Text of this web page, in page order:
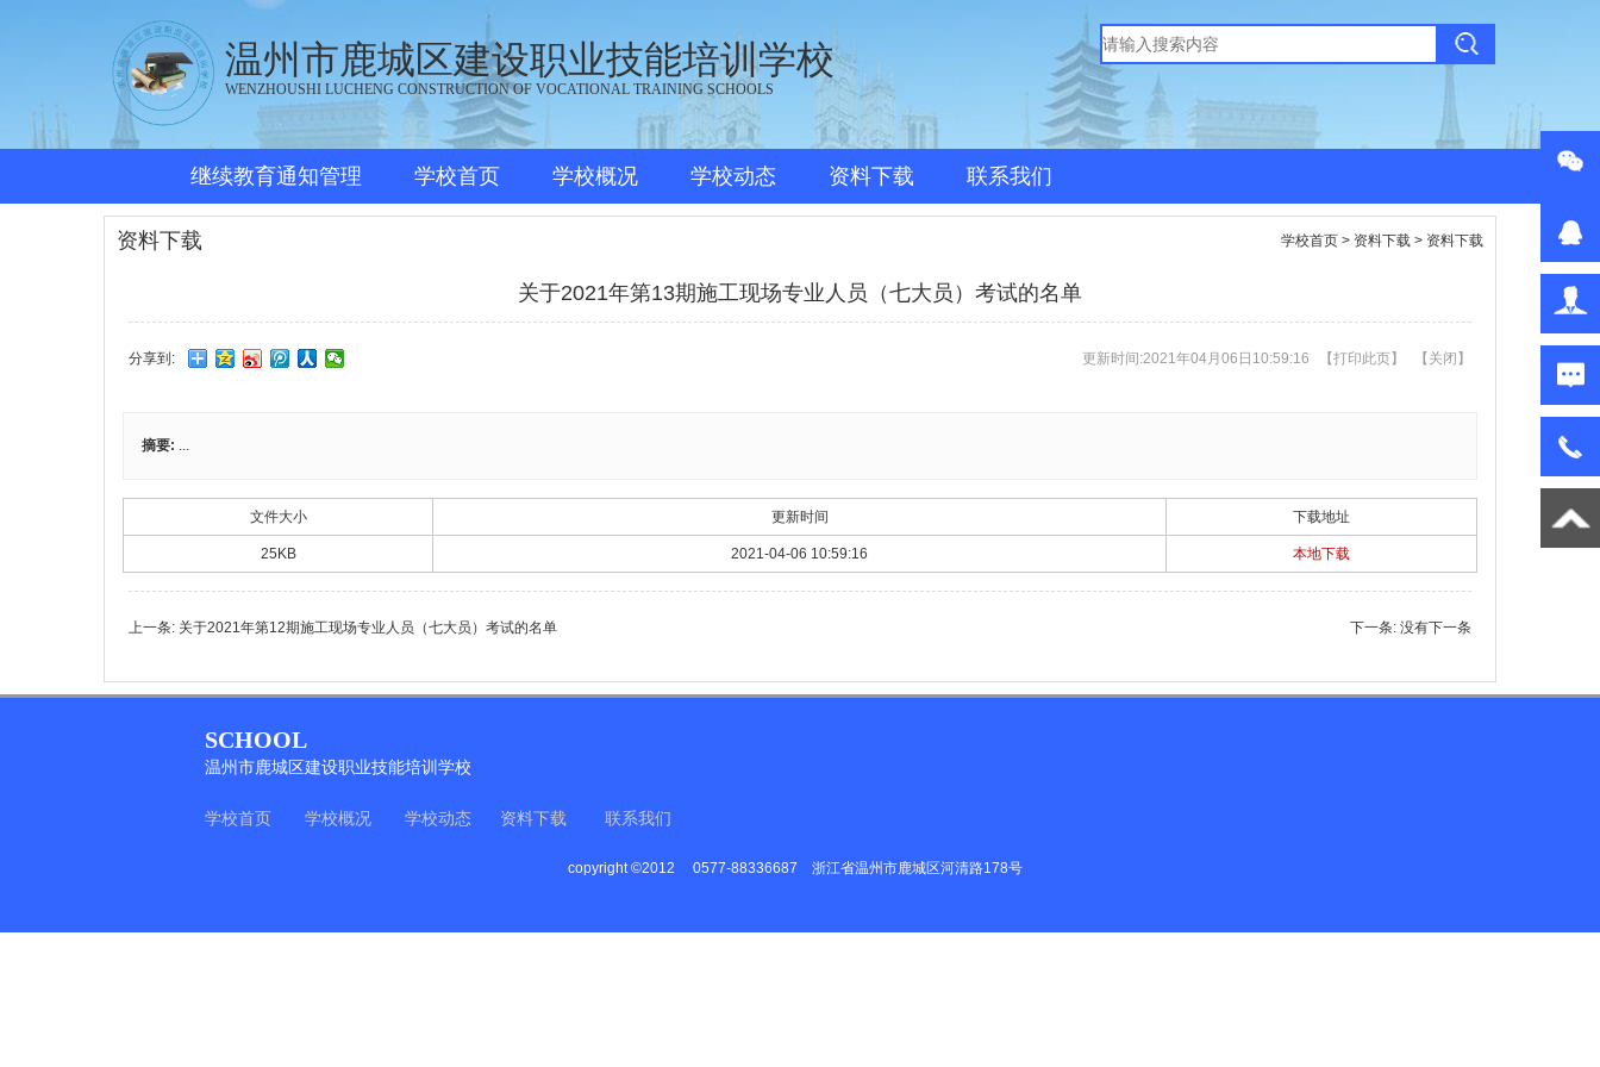
温州市鹿城区建设职业技能培训学校
WENZHOUSHI LUCHENG CONSTRUCTION OF VOCATIONAL TRAINING SCHOOLS
继续教育通知管理 学校首页 学校概况 学校动态 资料下载 联系我们
资料下载 学校首页 > 资料下载 > 资料下载
关于2021年第13期施工现场专业人员（七大员）考试的名单
分享到: 更新时间:2021年04月06日10:59:16 【打印此页】 【 关闭 】
摘要: ...
文件大小 更新时间 下载地址
25KB 2021-04-06 10:59:16 本地下载
上一条: 关于2021年第12期施工现场专业人员（七大员）考试的名单 下一条: 没有下一条
SCHOOL
温州市鹿城区建设职业技能培训学校
学校首页 学校概况 学校动态 资料下载 联系我们
copyright ©2012 0577-88336687 浙江省温州市鹿城区河清路178号